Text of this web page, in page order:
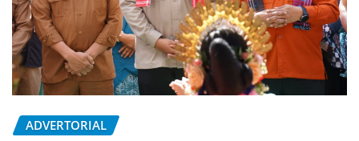
ADVERTORIAL